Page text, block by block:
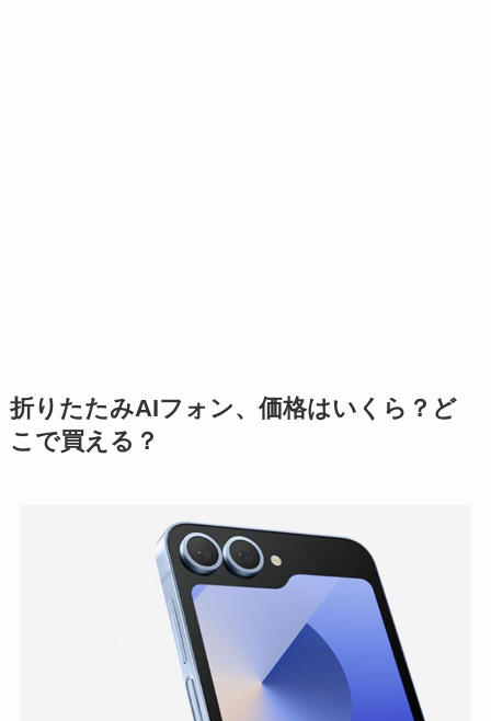
折りたたみAIフォン、価格はいくら？ど
こで買える？